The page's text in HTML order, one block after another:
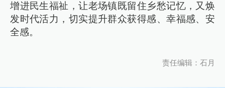
增进民生福祉，让老场镇既留住乡愁记忆，又焕
发时代活力，切实提升群众获得感、幸福感、安
全感。
责任编辑：石月